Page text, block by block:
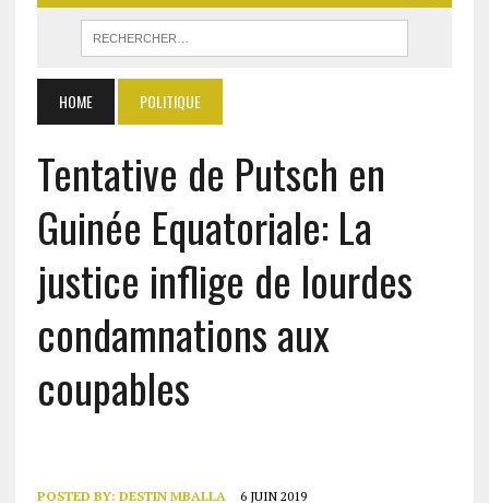
HOME POLITIQUE
Tentative de Putsch en
Guinée Equatoriale: La
justice inflige de lourdes
condamnations aux
coupables
POSTED BY: DESTIN MBALLA 6 JUIN 2019